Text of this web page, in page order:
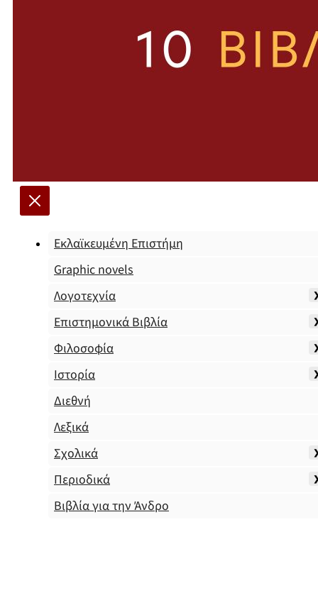
Εκλαϊκευμένη Επιστήμη
Graphic novels
Λογοτεχνία
Επιστημονικά Βιβλία
Φιλοσοφία
Ιστορία
Διεθνή
Λεξικά
Σχολικά
Περιοδικά
Βιβλία για την Άνδρο